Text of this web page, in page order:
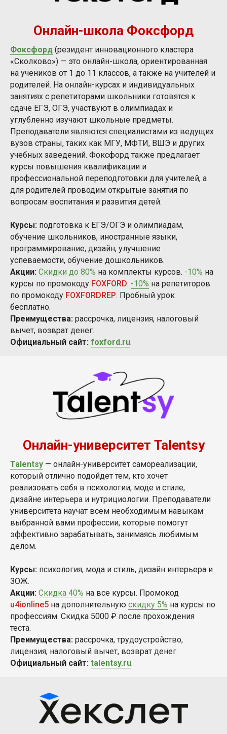
Онлайн-школа Фоксфорд
Фоксфорд (резидент инновационного кластера
«Сколково») — это онлайн-школа, ориентированная
на учеников от 1 до 11 классов, а также на учителей и
родителей. На онлайн-курсах и индивидуальных
занятиях с репетиторами школьники готовятся к
сдаче ЕГЭ, ОГЭ, участвуют в олимпиадах и
углубленно изучают школьные предметы.
Преподаватели являются специалистами из ведущих
вузов страны, таких как МГУ, МФТИ, ВШЭ и других
учебных заведений. Фоксфорд также предлагает
курсы повышения квалификации и
профессиональной переподготовки для учителей, а
для родителей проводим открытые занятия по
вопросам воспитания и развития детей.
Курсы: подготовка к ЕГЭ/ОГЭ и олимпиадам,
обучение школьников, иностранные языки,
программирование, дизайн, улучшение
успеваемости, обучение дошкольников.
Акции: Скидки до 80% на комплекты курсов. -10% на
курсы по промокоду FOXFORD. -10% на репетиторов
по промокоду FOXFORDREP. Пробный урок
бесплатно.
Преимущества: рассрочка, лицензия, налоговый
вычет, возврат денег.
Официальный сайт: foxford.ru.
Онлайн-университет Talentsy
Talentsy — онлайн-университет самореализации,
который отлично подойдет тем, кто хочет
реализовать себя в психологии, моде и стиле,
дизайне интерьера и нутрициологии. Преподаватели
университета научат всем необходимым навыкам
выбранной вами профессии, которые помогут
эффективно зарабатывать, занимаясь любимым
делом.
Курсы: психология, мода и стиль, дизайн интерьера и
ЗОЖ.
Акции: Скидка 40% на все курсы. Промокод
u4ionline5 на дополнительную скидку 5% на курсы по
профессиям. Скидка 5000 ₽ после прохождения
теста.
Преимущества: рассрочка, трудоустройство,
лицензия, налоговый вычет, возврат денег.
Официальный сайт: talentsy.ru.